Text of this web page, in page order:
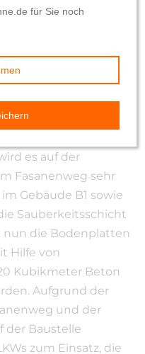
es auf der
Fasanenweg sehr
Gebäude B1 sowie
Sauberkeitsschicht
nun die Bodenplatten
Hilfe von
Kubikmeter Beton
Aufgrund der
und der
der Baustelle
zum Einsatz, die